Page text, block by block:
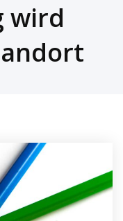
wird